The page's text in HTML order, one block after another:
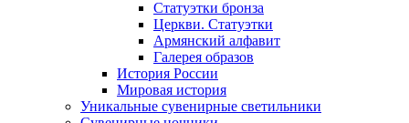
Статуэтки бронза
Церкви. Статуэтки
Армянский алфавит
Галерея образов
История России
Мировая история
Уникальные сувенирные светильники